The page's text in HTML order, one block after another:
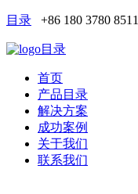
目录 +86 180 3780 8511
目录
首页
产品目录
解决方案
成功案例
关于我们
联系我们